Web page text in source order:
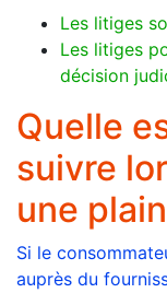
Les litiges
Les litiges
décision
Quelle
suivre
une
Si le
auprès du